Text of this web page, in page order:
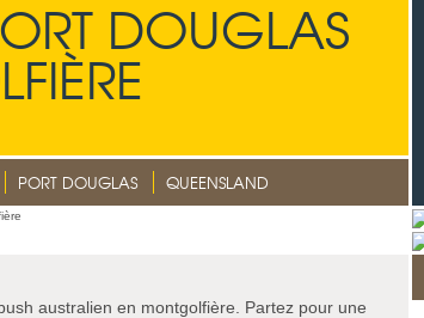
DOUGLAS
PORT DOUGLAS QUEENSLAND
australien en montgolfière. Partez pour une